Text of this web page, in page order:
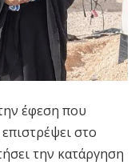
έφεση που
στο
την κατάργηση